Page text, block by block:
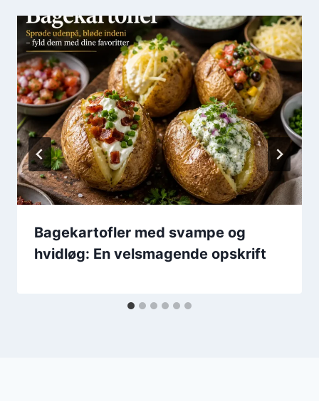
Bagekartofler med svampe og
hvidløg: En velsmagende opskrift